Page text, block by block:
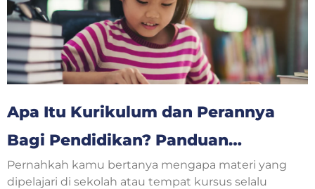
Apa Itu Kurikulum dan Perannya
Bagi Pendidikan? Panduan
Lengkap untuk Orang Tua dan
Pernahkah kamu bertanya mengapa materi yang
dipelajari di sekolah atau tempat kursus selalu